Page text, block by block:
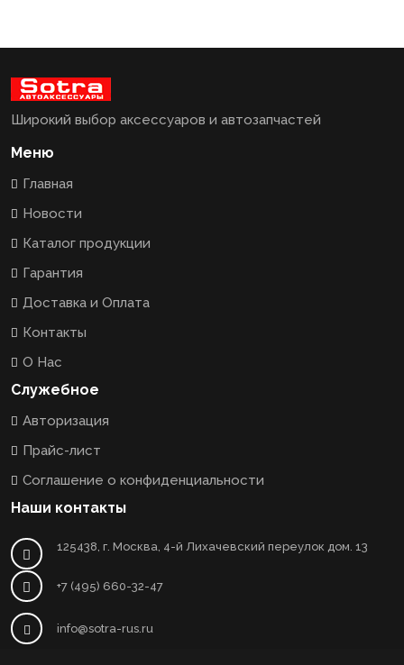
Широкий выбор аксессуаров и автозапчастей
Меню
Главная
Новости
Каталог продукции
Гарантия
Доставка и Оплата
Контакты
О Нас
Служебное
Авторизация
Прайс-лист
Соглашение о конфиденциальности
Наши контакты
125438, г. Москва, 4-й Лихачевский переулок дом. 13
+7 (495) 660-32-47
info@sotra-rus.ru